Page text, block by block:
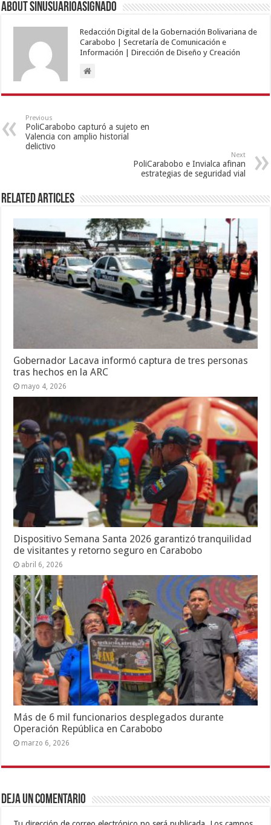
About sinusuarioasignado
Redacción Digital de la Gobernación Bolivariana de
Carabobo | Secretaría de Comunicación e
Información | Dirección de Diseño y Creación
Previous
PoliCarabobo capturó a sujeto en
Valencia con amplio historial
delictivo
Next
PoliCarabobo e Invialca afinan
estrategias de seguridad vial
Related Articles
Gobernador Lacava informó captura de tres personas
tras hechos en la ARC
mayo 4, 2026
Dispositivo Semana Santa 2026 garantizó tranquilidad
de visitantes y retorno seguro en Carabobo
abril 6, 2026
Más de 6 mil funcionarios desplegados durante
Operación República en Carabobo
marzo 6, 2026
Deja un comentario